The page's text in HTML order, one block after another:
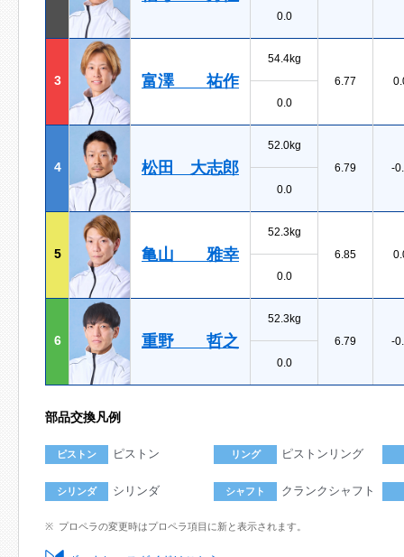
0.0
3 富澤 祐作
54.4kg
6.77
0.0
4 松田 大志郎
52.0kg
6.79
-
0.0
5 亀山 雅幸
52.3kg
6.85
0.0
6 重野 哲之
52.3kg
6.79
-
0.0
部品交換凡例
ピストン ピストン リング ピストンリング
シリンダ シリンダ シャフト クランクシャフト
プロペラの変更時はプロペラ項目に新と表示されます。